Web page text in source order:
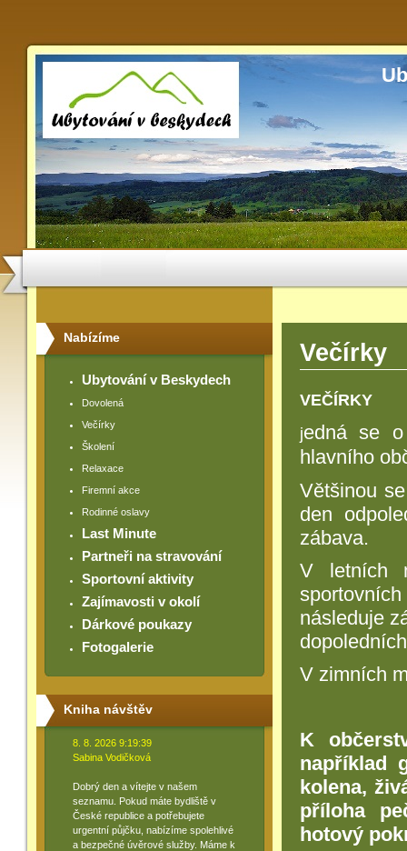
Nabízíme
Ubytování v Beskydech
Dovolená
Večírky
Školení
Relaxace
Firemní akce
Rodinné oslavy
Last Minute
Partneři na stravování
Sportovní aktivity
Zajímavosti v okolí
Dárkové poukazy
Fotogalerie
Kniha návštěv
8. 8. 2026 9:19:39
Sabina Vodičková
Dobrý den a vítejte v našem
seznamu. Pokud máte bydliště v
České republice a potřebujete
urgentní půjčku, nabízíme spolehlivé
a bezpečné úvěrové služby. Máme k
Večírky
VEČÍRKY
jedná se
hlavního
Většinou
den
zábava.
V letních
následuje
V zimních
K
například
kolena,
příloha
hotový